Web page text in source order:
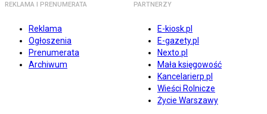
REKLAMA I PRENUMERATA
Reklama
Ogłoszenia
Prenumerata
Archiwum
PARTNERZY
E-kiosk.pl
E-gazety.pl
Nexto.pl
Mała księgowość
Kancelarierp.pl
Wieści Rolnicze
Życie Warszawy